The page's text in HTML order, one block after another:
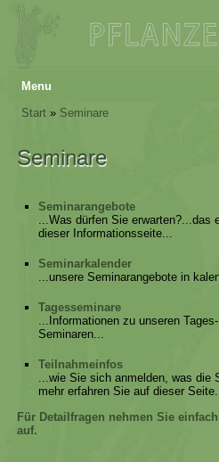
Menu
Start» Seminare
Seminare
Seminarangebote
...Was dürfen Sie erwarten?...das
dieser Informationsseite...
Seminarkalender
...unsere Seminarangebote in
Tagesseminare
...Informationen zu unseren
Seminaren...
Teilnahmeinfos
...wie Sie sich anmelden, was die
mehr erfahren Sie auf dieser
Für Detailfragen nehmen Sie
auf.